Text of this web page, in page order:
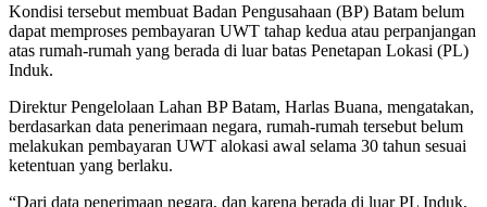
Kondisi tersebut membuat Badan Pengusahaan (BP) Batam belum
dapat memproses pembayaran UWT tahap kedua atau perpanjangan
atas rumah-rumah yang berada di luar batas Penetapan Lokasi (PL)
Induk.
Direktur Pengelolaan Lahan BP Batam, Harlas Buana, mengatakan,
berdasarkan data penerimaan negara, rumah-rumah tersebut belum
melakukan pembayaran UWT alokasi awal selama 30 tahun sesuai
ketentuan yang berlaku.
“Dari data penerimaan negara, dan karena berada di luar PL Induk,